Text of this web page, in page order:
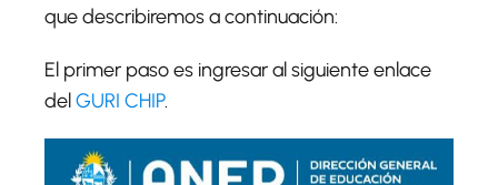
que describiremos a continuación:
El primer paso es ingresar al siguiente enlace
delGURI CHIP.